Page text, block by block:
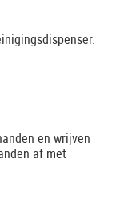
en wrijven
af met